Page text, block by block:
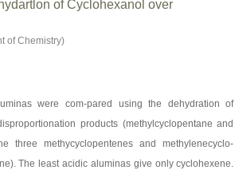
of Cyclohexanol over
of Chemistry)
were com-pared using the dehydration of
products (methylcyclopentane and
three methycyclopentenes and methylenecyclo-
The least acidic aluminas give only cyclohexene.